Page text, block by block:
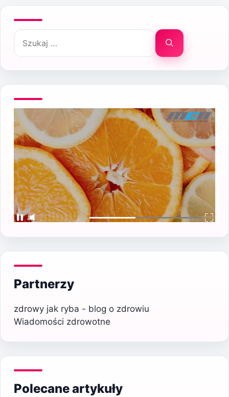
Szukaj:
Partnerzy
zdrowy jak ryba - blog o zdrowiu
Wiadomości zdrowotne
Polecane artykuły